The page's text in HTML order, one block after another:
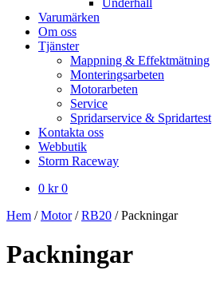
Underhåll
Varumärken
Om oss
Tjänster
Mappning & Effektmätning
Monteringsarbeten
Motorarbeten
Service
Spridarservice & Spridartest
Kontakta oss
Webbutik
Storm Raceway
0 kr 0
Hem /Motor/RB20 /Packningar
Packningar